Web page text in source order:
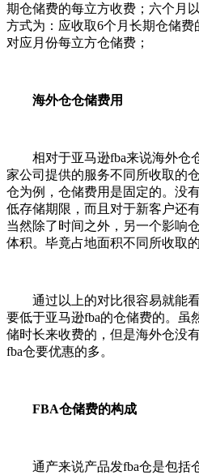
期仓储费的每立方收费；六个月
方式为：应收取6个月长期仓储
对应月份每立方仓储费；
海外仓仓储费用
相对于亚马逊fba来说海外仓
家公司提供的服务不同所收取的
仓为例，仓储费用是固定的。没
低存储期限，而且对于新客户还
当然除了时间之外，另一个影响
体积。毕竟占地面积不同所收取
通过以上的对比很容易就能
要低于亚马逊fba的仓储费的。虽
储时长来收费的，但是海外仓没
fba仓要优惠的多。
FBA仓储费的构成
通产来说产品发fba仓是包括